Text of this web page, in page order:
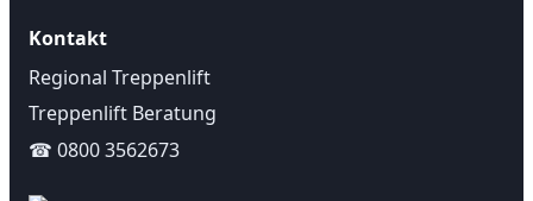
Kontakt
Regional Treppenlift
Treppenlift Beratung
☎ 0800 3562673